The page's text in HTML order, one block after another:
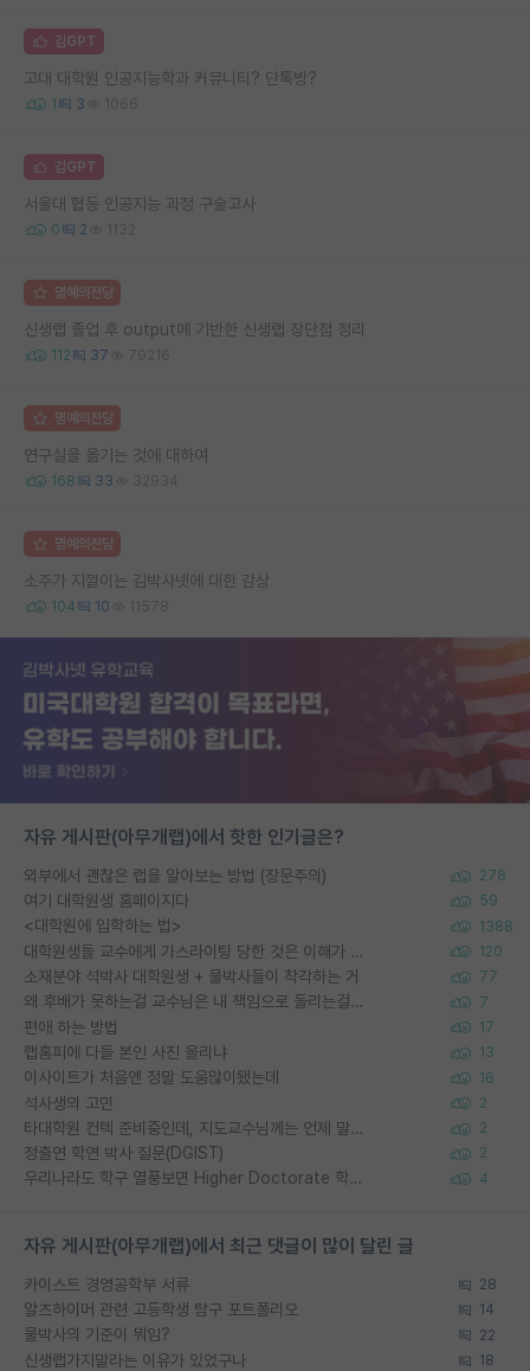
김GPT
고대 대학원 인공지능학과 커뮤니티? 단톡방?
1 3 1066
김GPT
서울대 협동 인공지능 과정 구술고사
0 2 1132
명예의전당
신생랩 졸업 후 output에 기반한 신생랩 장단점 정리
112 37 79216
명예의전당
연구실을 옮기는 것에 대하여
168 33 32934
명예의전당
소주가 지껄이는 김박사넷에 대한 감상
104 10 11578
자유 게시판(아무개랩)에서 핫한 인기글은?
외부에서 괜찮은 랩을 알아보는 방법 (장문주의) 278
여기 대학원생 홈페이지다 59
<대학원에 입학하는 법> 1388
대학원생들 교수에게 가스라이팅 당한 것은 이해가 갑니다. 안타깝네요. 120
소재분야 석박사 대학원생 + 물박사들이 착각하는 거 77
왜 후배가 못하는걸 교수님은 내 책임으로 돌리는걸까요? 7
편애 하는 방법 17
랩홈피에 다들 본인 사진 올리냐 13
이사이트가 처음엔 정말 도움많이됐는데 16
석사생의 고민 2
타대학원 컨텍 준비중인데, 지도교수님께는 언제 말씀드려야 할까요? 2
정출연 학연 박사 질문(DGIST) 2
우리나라도 학구 열풍보면 Higher Doctorate 학위가 필요하다고 봅니다. 4
자유 게시판(아무개랩)에서 최근 댓글이 많이 달린 글
카이스트 경영공학부 서류 28
알츠하이머 관련 고등학생 탐구 포트폴리오 14
물박사의 기준이 뭐임? 22
신생랩가지말라는 이유가 있었구나 18